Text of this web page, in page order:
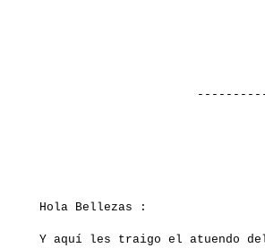
Hola Bellezas :
Y aquí les traigo el atuendo